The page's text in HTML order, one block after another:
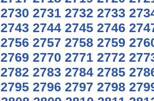
2730 2731 2732 2733
2743 2744 2745 2746
2756 2757 2758 2759
2769 2770 2771 2772
2782 2783 2784 2785
2795 2796 2797 2798